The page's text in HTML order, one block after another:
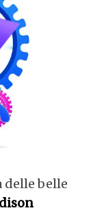
delle belle